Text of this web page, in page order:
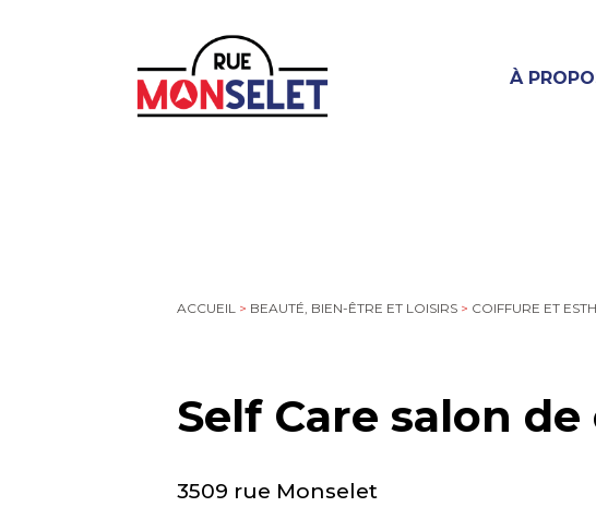
À
ACCUEIL > BEAUTÉ, BIEN-ÊTRE ET LOISIRS > COIFFURE ET
Self Care salon
3509 rue Monselet